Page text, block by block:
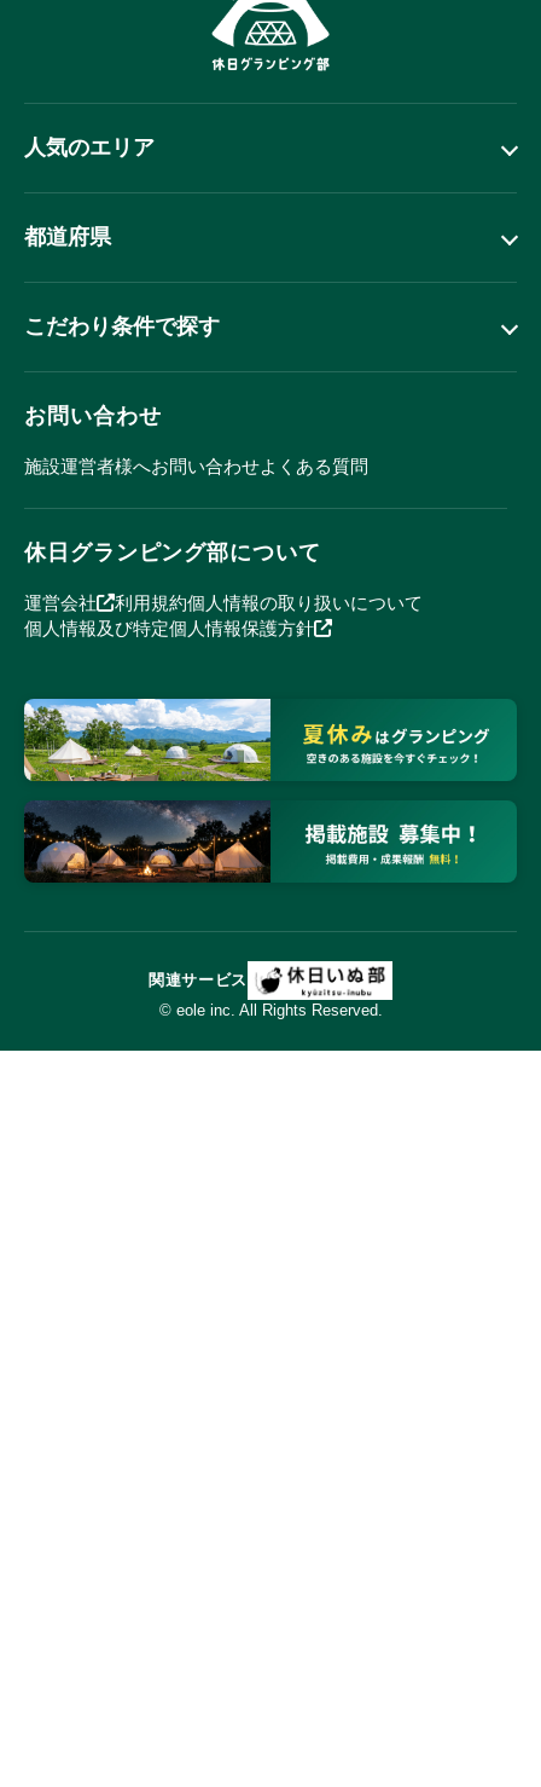
人気のエリア
都道府県
こだわり条件で探す
お問い合わせ
施設運営者様へお問い合わせよくある質問
休日グランピング部について
運営会社 利用規約個人情報の取り扱いについて
個人情報及び特定個人情報保護方針
関連サービス
© eole inc. All Rights Reserved.